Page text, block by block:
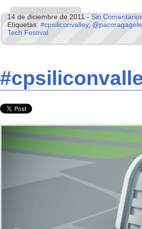
14 de diciembre de 2011 - Sin
Etiquetas:#cpsiliconvalley,
Tech Festival